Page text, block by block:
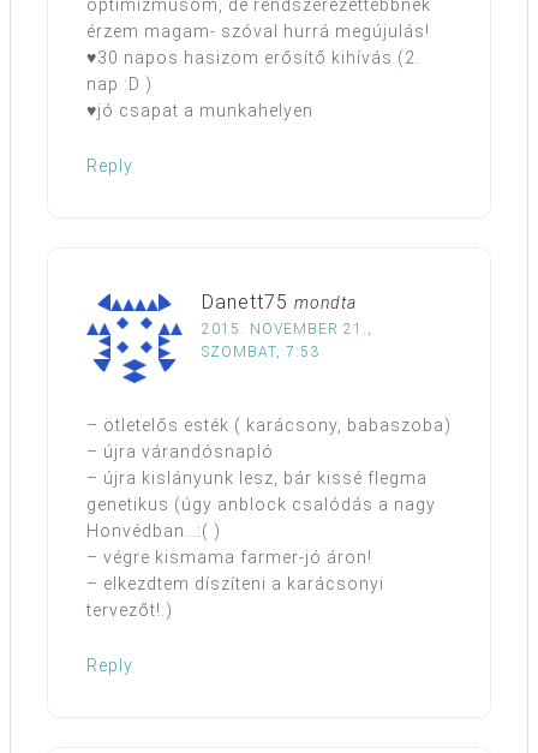
optimizmusom, de rendszerezettebbnek
érzem magam- szóval hurrá megújulás!
♥30 napos hasizom erősítő kihívás (2.
nap :D )
♥jó csapat a munkahelyen
Reply
Danett75 mondta
2015. NOVEMBER 21.,
SZOMBAT, 7:53
– ötletelős esték ( karácsony, babaszoba)
– újra várandósnapló
– újra kislányunk lesz, bár kissé flegma
genetikus (úgy anblock csalódás a nagy
Honvédban…:( )
– végre kismama farmer-jó áron!
– elkezdtem díszíteni a karácsonyi
tervezőt!:)
Reply